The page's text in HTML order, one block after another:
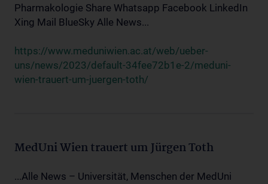
Pharmakologie Share Whatsapp Facebook LinkedIn
Xing Mail BlueSky Alle News...
https://www.meduniwien.ac.at/web/ueber-
uns/news/2023/default-34fee72b1e-2/meduni-
wien-trauert-um-juergen-toth/
MedUni Wien trauert um Jürgen Toth
...Alle News – Universität, Menschen der MedUni